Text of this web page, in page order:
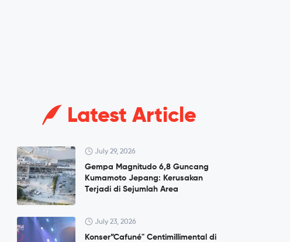
Latest Article
July 29, 2026
Gempa Magnitudo 6,8 Guncang
Kumamoto Jepang: Kerusakan
Terjadi di Sejumlah Area
July 23, 2026
Konser”Cafuné" Centimillimental di